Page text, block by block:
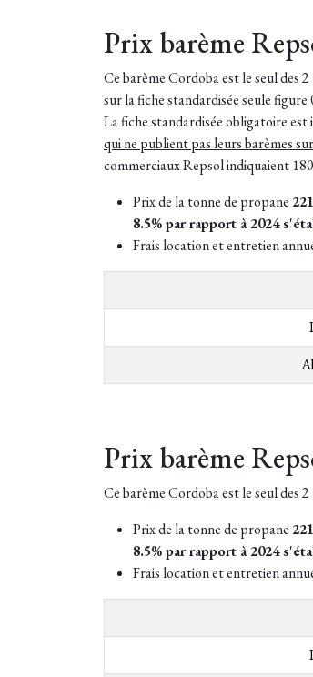
Prix barème
Ce barème Cordoba est le seul des
sur la fiche standardisée seule
La fiche standardisée obligatoire
qui ne publient pas leurs barèmes
commerciaux Repsol indiquaient
Prix de la tonne de propane
8.5% par rapport à 2024
Frais location et entretien
Prix barème
Ce barème Cordoba est le seul des
Prix de la tonne de propane
8.5% par rapport à 2024
Frais location et entretien